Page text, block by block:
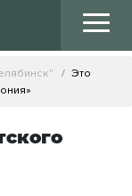
Это